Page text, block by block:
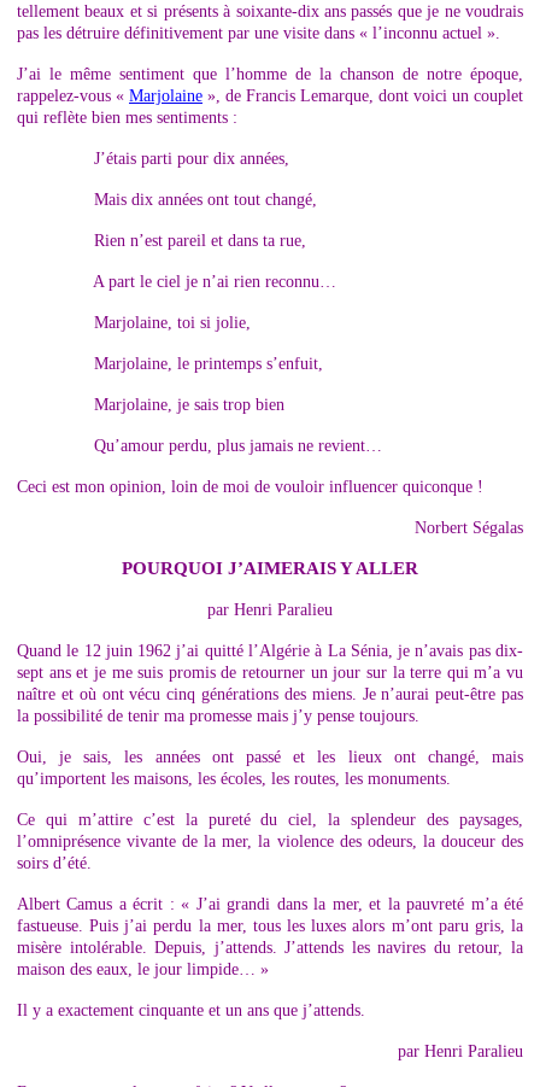
tellement beaux et si présents à soixante-dix ans passés que je ne voudrais
pas les détruire définitivement par une visite dans « l’inconnu actuel ».
J’ai le même sentiment que l’homme de la chanson de notre époque,
rappelez-vous « Marjolaine », de Francis Lemarque, dont voici un couplet
qui reflète bien mes sentiments :
J’étais parti pour dix années,
Mais dix années ont tout changé,
Rien n’est pareil et dans ta rue,
A part le ciel je n’ai rien reconnu…
Marjolaine, toi si jolie,
Marjolaine, le printemps s’enfuit,
Marjolaine, je sais trop bien
Qu’amour perdu, plus jamais ne revient…
Ceci est mon opinion, loin de moi de vouloir influencer quiconque !
Norbert Ségalas
POURQUOI J’AIMERAIS Y ALLER
par Henri Paralieu
Quand le 12 juin 1962 j’ai quitté l’Algérie à La Sénia, je n’avais pas dix-
sept ans et je me suis promis de retourner un jour sur la terre qui m’a vu
naître et où ont vécu cinq générations des miens. Je n’aurai peut-être pas
la possibilité de tenir ma promesse mais j’y pense toujours.
Oui, je sais, les années ont passé et les lieux ont changé, mais
qu’importent les maisons, les écoles, les routes, les monuments.
Ce qui m’attire c’est la pureté du ciel, la splendeur des paysages,
l’omniprésence vivante de la mer, la violence des odeurs, la douceur des
soirs d’été.
Albert Camus a écrit : « J’ai grandi dans la mer, et la pauvreté m’a été
fastueuse. Puis j’ai perdu la mer, tous les luxes alors m’ont paru gris, la
misère intolérable. Depuis, j’attends. J’attends les navires du retour, la
maison des eaux, le jour limpide… »
Il y a exactement cinquante et un ans que j’attends.
par Henri Paralieu